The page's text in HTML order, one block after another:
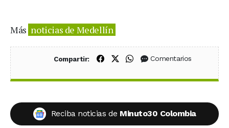
Más noticias de Medellín
Compartir: Compartir en Facebook
Compartir en X (Twitter)
Compartir en WhatsApp
Comentarios
Reciba noticias de Minuto30 Colombia